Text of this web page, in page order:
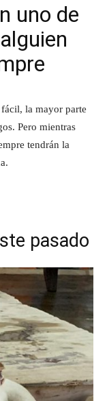
uno de
la mayor parte
Pero mientras
tendrán la
pasado